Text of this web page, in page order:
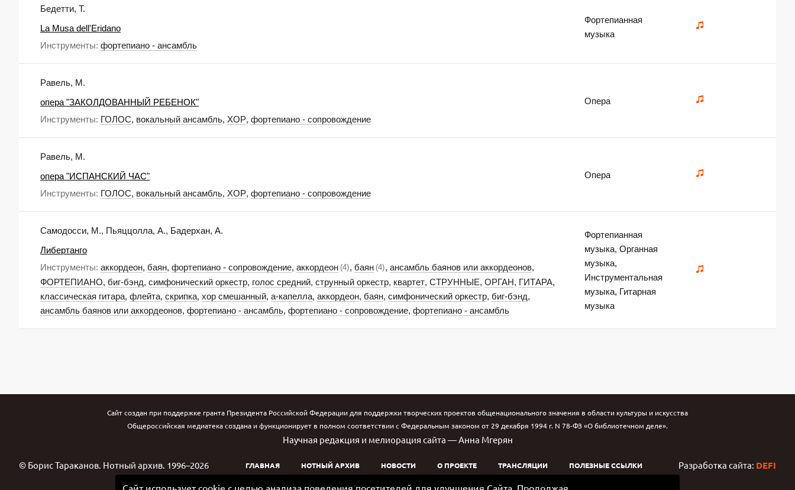
Сайт использует cookie с целью анализа поведения посетителей для улучшения Сайта. Продолжая
Бедетти, Т.
La Musa dell'Eridano
Инструменты: фортепиано - ансамбль
Фортепианная
музыка
Равель, М.
опера "ЗАКОЛДОВАННЫЙ РЕБЕНОК"
Инструменты: ГОЛОС, вокальный ансамбль, ХОР, фортепиано - сопровождение
Опера
Равель, М.
опера "ИСПАНСКИЙ ЧАС"
Инструменты: ГОЛОС, вокальный ансамбль, ХОР, фортепиано - сопровождение
Опера
Самодосси, М., Пьяццолла, А., Бадерхан, А.
Либертанго
Инструменты: аккордеон, баян, фортепиано - сопровождение, аккордеон (4), баян (4), ансамбль баянов или аккордеонов,
ФОРТЕПИАНО, биг-бэнд, симфонический оркестр, голос средний, струнный оркестр, квартет, СТРУННЫЕ, ОРГАН, ГИТАРА,
классическая гитара, флейта, скрипка, хор смешанный, а-капелла, аккордеон, баян, симфонический оркестр, биг-бэнд,
ансамбль баянов или аккордеонов, фортепиано - ансамбль, фортепиано - сопровождение, фортепиано - ансамбль
Фортепианная
музыка, Органная
музыка,
Инструментальная
музыка, Гитарная
музыка
Сайт создан при поддержке гранта Президента Российской Федерации для поддержки творческих проектов общенационального значения в области культуры и искусства
Общероссийская медиатека создана и функционирует в полном соответствии с Федеральным законом от 29 декабря 1994 г. N 78-ФЗ «О библиотечном деле».
Научная редакция и мелиорация сайта — Анна Мгерян
© Борис Тараканов. Нотный архив. 1996–2026 ГЛАВНАЯ НОТНЫЙ АРХИВ НОВОСТИ О ПРОЕКТЕ ТРАНСЛЯЦИИ ПОЛЕЗНЫЕ ССЫЛКИ Разработка сайта: DEFI